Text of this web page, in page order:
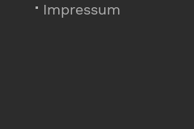
Impressum